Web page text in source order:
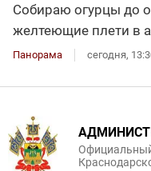
Собираю огурцы до
желтеющие плети в
Панорама сегодня,